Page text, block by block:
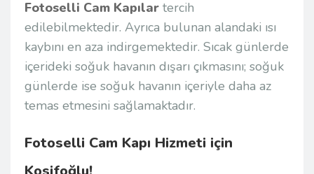
Fotoselli Cam Kapılar tercih
edilebilmektedir. Ayrıca bulunan alandaki ısı
kaybını en aza indirgemektedir. Sıcak günlerde
içerideki soğuk havanın dışarı çıkmasını; soğuk
günlerde ise soğuk havanın içeriyle daha az
temas etmesini sağlamaktadır.
Fotoselli Cam Kapı Hizmeti için